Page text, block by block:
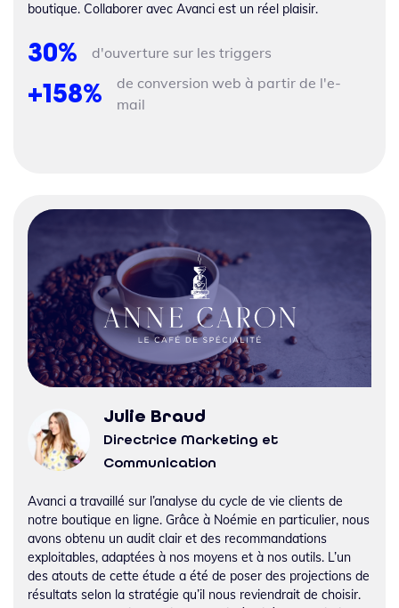
boutique. Collaborer avec Avanci est un réel plaisir.
30% d'ouverture sur les triggers
+158%
de conversion web à partir de l'e-
mail
Julie Braud
Directrice Marketing et
Communication
Avanci a travaillé sur l’analyse du cycle de vie clients de
notre boutique en ligne. Grâce à Noémie en particulier, nous
avons obtenu un audit clair et des recommandations
exploitables, adaptées à nos moyens et à nos outils. L’un
des atouts de cette étude a été de poser des projections de
résultats selon la stratégie qu’il nous reviendrait de choisir.